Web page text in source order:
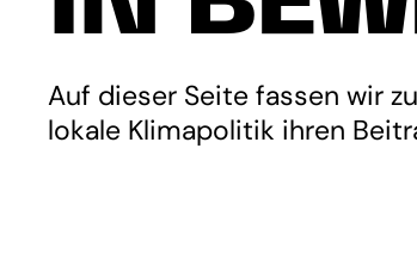
Auf dieser Seite fassen wir
lokale Klimapolitik ihren